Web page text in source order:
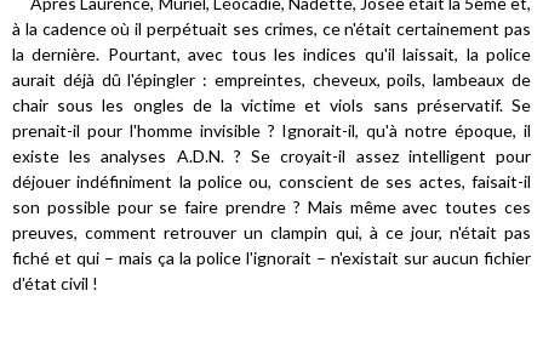
à la cadence où il perpétuait ses crimes, ce n'était certainement pas
la dernière. Pourtant, avec tous les indices qu'il laissait, la police
aurait déjà dû l'épingler : empreintes, cheveux, poils, lambeaux de
chair sous les ongles de la victime et viols sans préservatif. Se
prenait-il pour l'homme invisible ? Ignorait-il, qu'à notre époque, il
existe les analyses A.D.N. ? Se croyait-il assez intelligent pour
déjouer indéfiniment la police ou, conscient de ses actes, faisait-il
son possible pour se faire prendre ? Mais même avec toutes ces
preuves, comment retrouver un clampin qui, à ce jour, n'était pas
fiché et qui – mais ça la police l'ignorait – n'existait sur aucun fichier
d'état civil !